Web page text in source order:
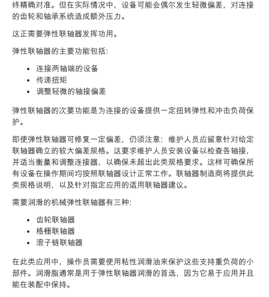
终精确对准。但在实际情况中，设备可能会偶尔发生轻微偏差，对连接
的齿轮和轴承系统造成额外压力。
这正需要弹性联轴器发挥功用。
弹性联轴器的主要功能包括：
连接两轴端的设备
传递扭矩
调整轻微的轴接偏差
弹性联轴器的次要功能是为连接的设备提供一定扭转弹性和冲击负荷保
护。
即使弹性联轴器可修复一定偏差，仍须注意：维护人员应留意针对给定
联轴器确立的较大偏差规格。这要求维护人员安装设备以检查各轴接，
并适当衡量和调整连接器，以确保未超出此类规格要求。这样可确保所
有设备在操作期间均按照联轴器设计正常工作。联轴器制造商将提供此
类规格说明，以及针对指定应用的适用联轴器建议。
需要润滑的机械弹性联轴器有三种：
齿轮联轴器
格栅联轴器
滚子链联轴器
在此类应用中，操作员需要使用粘性润滑油来保护这些支持重负荷的小
部件。润滑脂通常是用于弹性联轴器润滑的首选，因为它易于应用并且
能在装配中保持。